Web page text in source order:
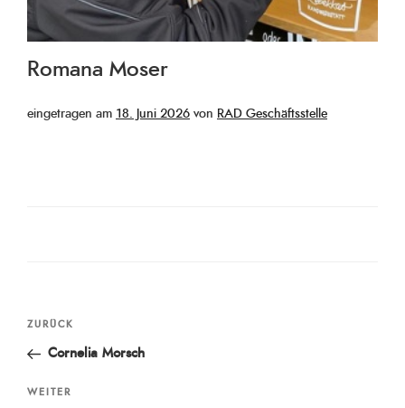
Romana Moser
eingetragen am Veröffentlicht
18. Juni 2026 von RAD Geschäftsstelle
Beitragsnavigation
Vorheriger
Beitrag
ZURÜCK
Cornelia Morsch
Nächster
WEITER